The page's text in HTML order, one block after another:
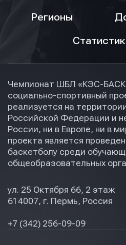
Регионы
Чемпионат ШБЛ «КЭС-
социально-спортивный
реализуется на
Российской Федерации и
России, ни в Европе, ни в
проекта является
баскетболу среди
общеобразовательных
ул. 25 Октября 66, 2 этаж
614007, г. Пермь, Россия
+7 (342) 256-09-09